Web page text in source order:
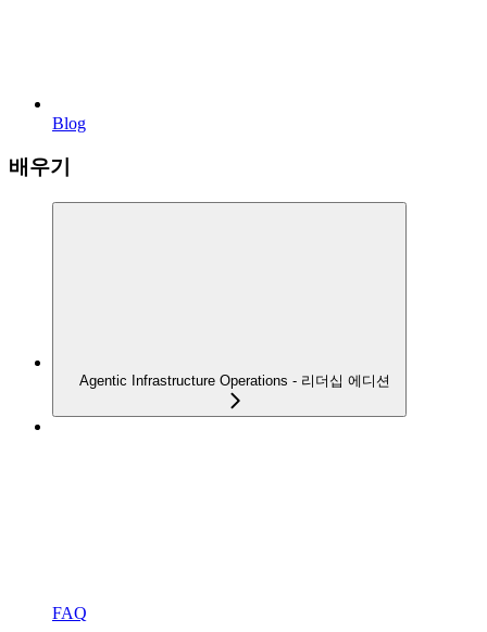
Blog
배우기
Agentic Infrastructure Operations - 리더십 에디션
FAQ